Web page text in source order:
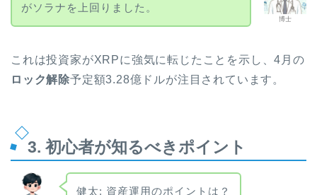
博士
がソラナを上回りました。
これは投資家がXRPに強気に転じたことを示し、4月の
ロック解除予定額3.28億ドルが注目されています。
3. 初心者が知るべきポイント
健太: 資産運用のポイントは？